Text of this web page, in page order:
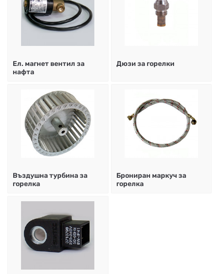
Ел. магнет вентил за
нафта
Дюзи за горелки
Въздушна турбина за
горелка
Брониран маркуч за
горелка